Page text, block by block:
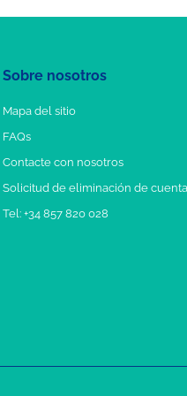
Sobre nosotros
Mapa del sitio
FAQs
Contacte con nosotros
Solicitud de eliminación de cuenta
Tel: +34 857 820 028